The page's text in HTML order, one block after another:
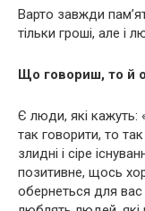
Варто завжди
тільки гроші, але і
Що говориш, то й
Є люди, які кажуть:
так говорити, то
злидні і сіре
позитивне, щось
обернеться для вас